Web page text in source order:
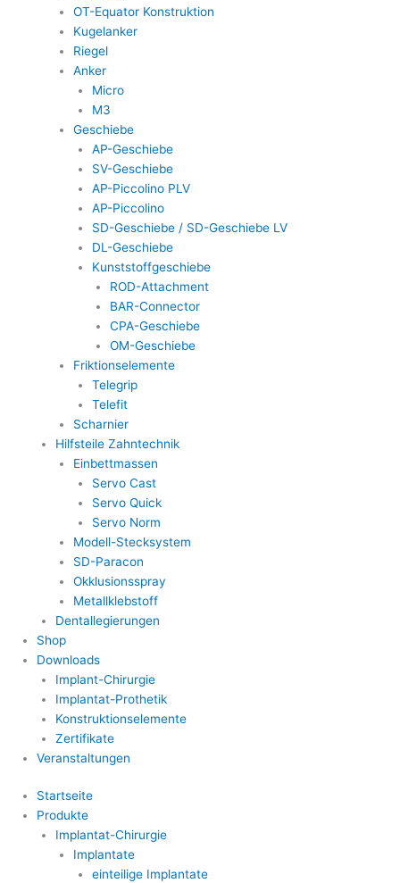
OT-Equator Konstruktion
Kugelanker
Riegel
Anker
Micro
M3
Geschiebe
AP-Geschiebe
SV-Geschiebe
AP-Piccolino PLV
AP-Piccolino
SD-Geschiebe / SD-Geschiebe LV
DL-Geschiebe
Kunststoffgeschiebe
ROD-Attachment
BAR-Connector
CPA-Geschiebe
OM-Geschiebe
Friktionselemente
Telegrip
Telefit
Scharnier
Hilfsteile Zahntechnik
Einbettmassen
Servo Cast
Servo Quick
Servo Norm
Modell-Stecksystem
SD-Paracon
Okklusionsspray
Metallklebstoff
Dentallegierungen
Shop
Downloads
Implant-Chirurgie
Implantat-Prothetik
Konstruktionselemente
Zertifikate
Veranstaltungen
Startseite
Produkte
Implantat-Chirurgie
Implantate
einteilige Implantate